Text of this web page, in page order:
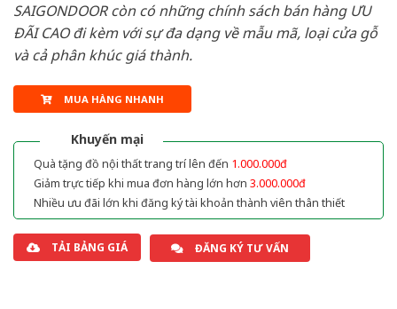
SAIGONDOOR còn có những chính sách bán hàng ƯU
ĐÃI CAO đi kèm với sự đa dạng về mẫu mã, loại cửa gỗ
và cả phân khúc giá thành.
MUA HÀNG NHANH
Khuyến mại
Quà tặng đồ nội thất trang trí lên đến 1.000.000đ
Giảm trực tiếp khi mua đơn hàng lớn hơn 3.000.000đ
Nhiều ưu đãi lớn khi đăng ký tài khoản thành viên thân thiết
TẢI BẢNG GIÁ ĐĂNG KÝ TƯ VẤN